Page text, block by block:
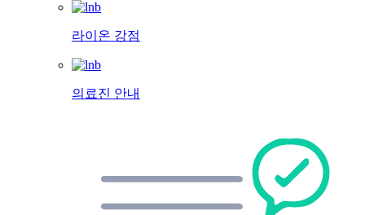
라이온 강점
의료진 안내